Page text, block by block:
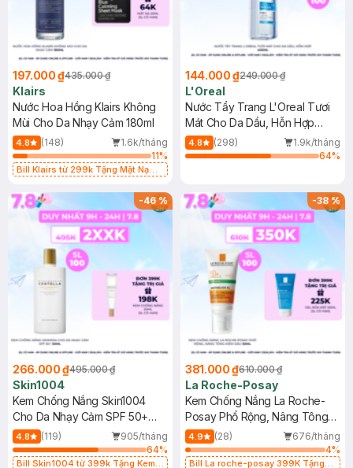
197.000 ₫435.000 ₫
Klairs
Nước Hoa Hồng Klairs Không
Mùi Cho Da Nhạy Cảm 180ml
4.8 (148)
1.6k/tháng
11%
Bill Klairs từ 299k Tặng Mặt Nạ
25ml (SL Có Hạn)
144.000 ₫249.000 ₫
L'Oreal
Nước Tẩy Trang L'Oreal Tươi
Mát Cho Da Dầu, Hỗn Hợp
400ml
4.8 (298)
1.9k/tháng
64%
-46%
266.000 ₫495.000 ₫
Skin1004
Kem Chống Nắng Skin1004
Cho Da Nhạy Cảm SPF 50+
50ml
4.8 (119)
905/tháng
64%
Bill Skin1004 từ 399k Tặng Kem
-38%
381.000 ₫610.000 ₫
La Roche-Posay
Kem Chống Nắng La Roche-
Posay Phổ Rộng, Nâng Tông
Kiềm Dầu 50ml
4.9 (28)
676/tháng
4%
Bill La roche-posay 399K Tặng